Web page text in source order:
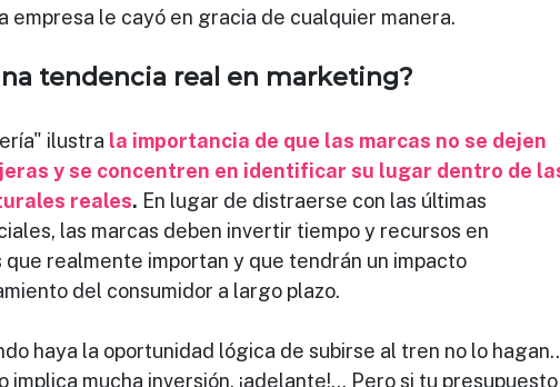
empresa le cayó en gracia de cualquier manera.
tendencia real en marketing?
ilustra la importancia de que las marcas no se dejen
y se concentren en identificar su lugar dentro de
reales. En lugar de distraerse con las últimas
las marcas deben invertir tiempo y recursos en
realmente importan y que tendrán un impacto
del consumidor a largo plazo.
haya la oportunidad lógica de subirse al tren no lo
implica mucha inversión, ¡adelante!... Pero si tu